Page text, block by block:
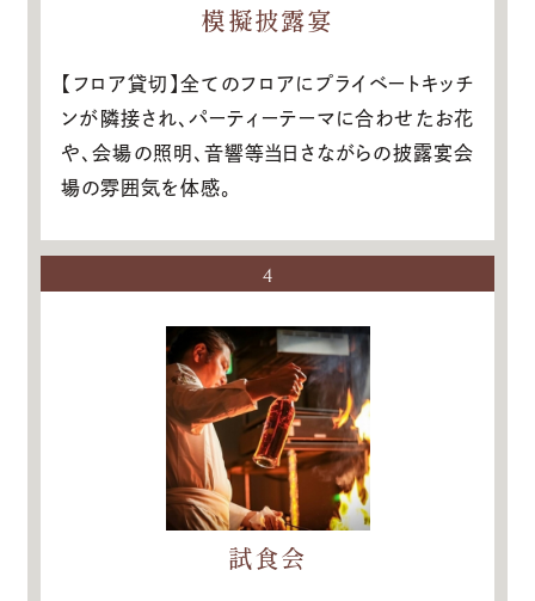
模擬披露宴
【フロア貸切】全てのフロアにプライベートキッチ
ンが隣接され、パーティーテーマに合わせたお花
や、会場の照明、音響等当日さながらの披露宴会
場の雰囲気を体感。
4
試食会